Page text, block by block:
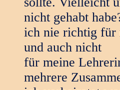
nicht gehabt
ich nie richtig für
und auch nicht
für meine
mehrere